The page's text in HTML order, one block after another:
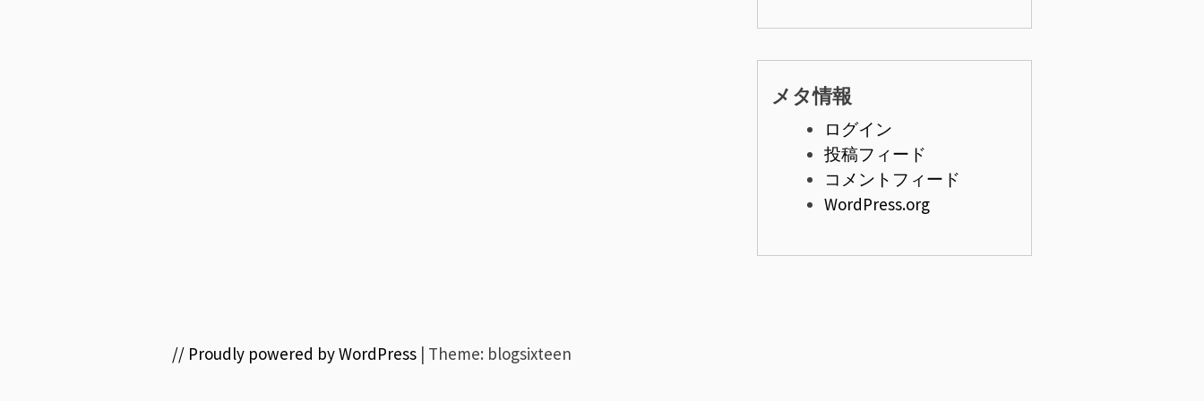
メタ情報
ログイン
投稿フィード
コメントフィード
WordPress.org
// Proudly powered by WordPress | Theme: blogsixteen